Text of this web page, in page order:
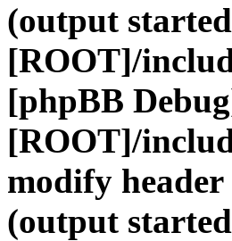
(output
[ROOT]/
[phpBB
[ROOT]/
modify
(output